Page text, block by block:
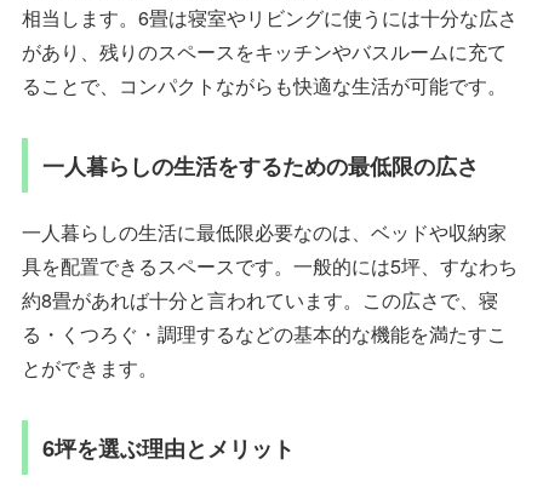
相当します。6畳は寝室やリビングに使うには十分な広さ
があり、残りのスペースをキッチンやバスルームに充て
ることで、コンパクトながらも快適な生活が可能です。
一人暮らしの生活をするための最低限の広さ
一人暮らしの生活に最低限必要なのは、ベッドや収納家
具を配置できるスペースです。一般的には5坪、すなわち
約8畳があれば十分と言われています。この広さで、寝
る・くつろぐ・調理するなどの基本的な機能を満たすこ
とができます。
6坪を選ぶ理由とメリット